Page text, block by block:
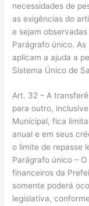
necessidades de
as exigências do
e sejam
Parágrafo único.
aplicam a ajuda a
Sistema Único de
Art. 32 – A
para outro,
Municipal, fica
anual e em seus
o limite de repasse
Parágrafo único –
financeiros da
somente poderá
legislativa,